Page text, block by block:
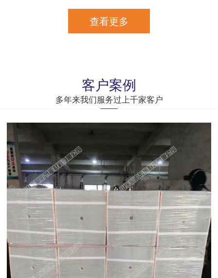
查看更多
客户案例
多年来我们服务过上千家客户